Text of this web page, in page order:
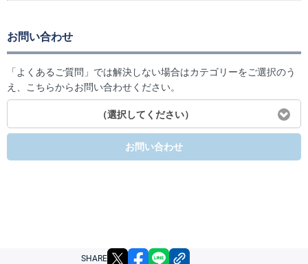
お問い合わせ
「よくあるご質問」では解決しない場合はカテゴリーをご選択のう
え、こちらからお問い合わせください。
（選択してください）
お問い合わせ
SHARE X facebook